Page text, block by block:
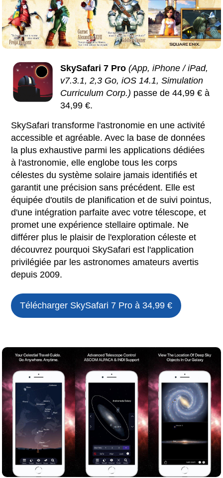
SkySafari 7 Pro (App, iPhone / iPad,
v7.3.1, 2,3 Go, iOS 14.1, Simulation
Curriculum Corp.) passe de 44,99 € à
34,99 €.
SkySafari transforme l'astronomie en une activité
accessible et agréable. Avec la base de données
la plus exhaustive parmi les applications dédiées
à l'astronomie, elle englobe tous les corps
célestes du système solaire jamais identifiés et
garantit une précision sans précédent. Elle est
équipée d'outils de planification et de suivi pointus,
d'une intégration parfaite avec votre télescope, et
promet une expérience stellaire optimale. Ne
différer plus le plaisir de l'exploration céleste et
découvrez pourquoi SkySafari est l'application
privilégiée par les astronomes amateurs avertis
depuis 2009.
Télécharger SkySafari 7 Pro à 34,99 €